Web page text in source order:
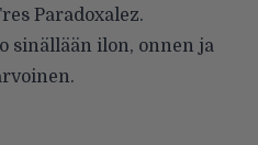
Paradoxalez.
sinällään ilon, onnen ja